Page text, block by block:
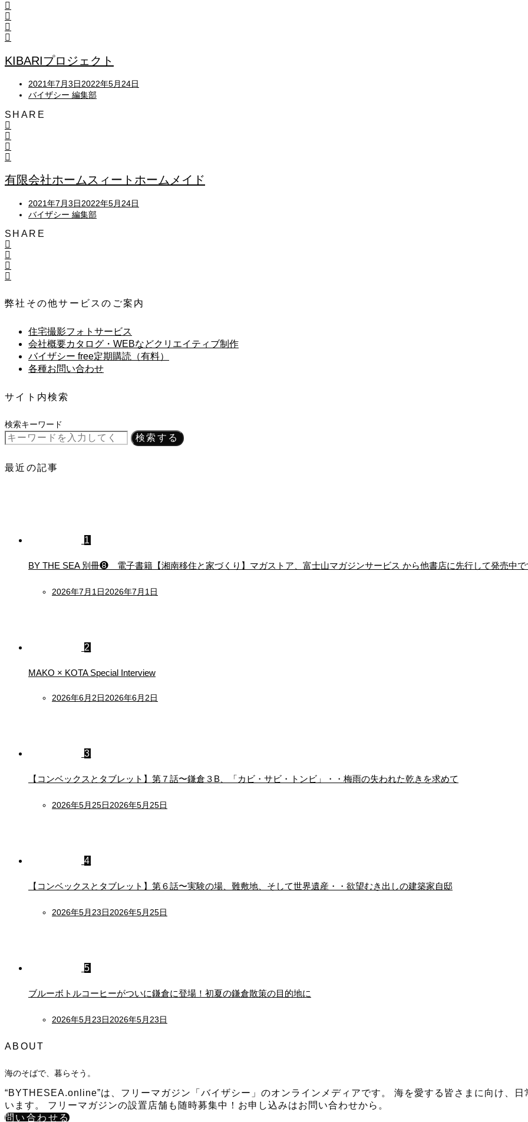
KIBARIプロジェクト
Posted
on
2021年7月3日2022年5月24日
バイザシー 編集部
SHARE
有限会社ホームスィートホームメイド
Posted
on
2021年7月3日2022年5月24日
バイザシー 編集部
SHARE
弊社その他サービスのご案内
住宅撮影フォトサービス
会社概要カタログ・WEBなどクリエイティブ制作
バイザシー free定期購読（有料）
各種お問い合わせ
サイト内検索
検索キーワード
検索する
最近の記事
1
BY THE SEA 別冊❽ 電子書籍【湘南移住と家づくり】マガストア、富士山マガジンサービス から他書店に先行して発売中で
Posted
2026年7月1日2026年7月1日
2
MAKO × KOTA Special Interview
Posted
2026年6月2日2026年6月2日
3
【コンベックスとタブレット】第７話〜鎌倉３B、「カビ・サビ・トンビ」・・梅雨の失われた乾きを求めて
Posted
2026年5月25日2026年5月25日
4
【コンベックスとタブレット】第６話〜実験の場、難敷地、そして世界遺産・・欲望むき出しの建築家自邸
Posted
2026年5月23日2026年5月25日
5
ブルーボトルコーヒーがついに鎌倉に登場！初夏の鎌倉散策の目的地に
Posted
2026年5月23日2026年5月23日
ABOUT
海のそばで、暮らそう。
“BYTHESEA.online”は、フリーマガジン「バイザシー」のオンラインメディアです。 海を愛する皆さまに向け、
います。 フリーマガジンの設置店舗も随時募集中！お申し込みはお問い合わせから。
問い合わせる